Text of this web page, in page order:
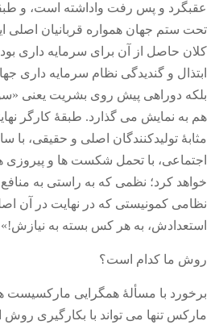
عقبگرد و پس رفت واداشته است، و
تحت ستم جهان همواره قربانیان اصلی
کلان حاصل از آن برای سرمایه داری
ابتذال و گندیدگی نظام سرمایه داری
بلکه دوراهی پیش روی بشریت یعنی «
هم به نمایش می گذارد. طبقۀ کارگر
مثابۀ تولیدکنندگان اصلی و حقیقی، با
اجتماعی، با تحمل شکست ها و پیروزی
خواهد کرد؛ نظمی که به راستی به
نظامی کمونیستی که در نهایت در آن
استعدادش، به هر کس بسته به نیازش!»
روش ما کدام است؟
برخورد با مسألۀ همگرایی مارکسیست
مارکس تنها می تواند با بکارگیری روش